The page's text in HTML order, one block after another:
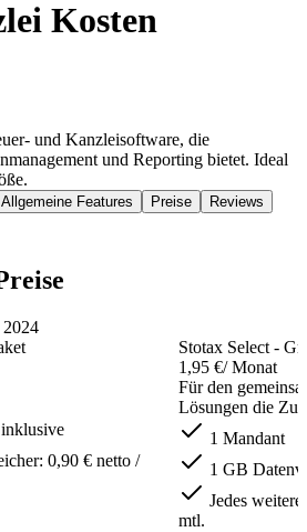
Kosten
und Kanzleisoftware, die
und Reporting bietet. Ideal
Allgemeine Features Preise Reviews
2024
0,90 € netto /
Stotax Select -
1,95 €/ Monat
Für den
Lösungen die
1 Mandant
1 GB
Jedes
mtl.